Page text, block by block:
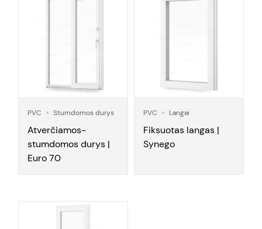
PVC Stumdomos durys
Atverčiamos-
stumdomos durys |
Euro 70
PVC Langai
Fiksuotas langas |
Synego